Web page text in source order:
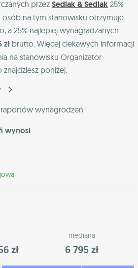
przez Sedlak & Sedlak 25%
osób na tym stanowisku otrzymuje
a 25% najlepiej wynagradzanych
zł brutto. Więcej ciekawych informacji
na stanowisku Organizator
poniżej.
wynagrodzeń
wynosi
zł
mediana
6 795 zł